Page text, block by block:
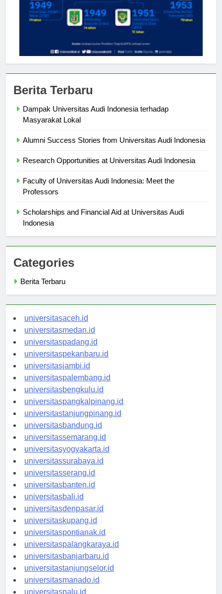
Dampak Universitas Audi Indonesia terhadap
Faculty of Universitas Audi Indonesia: Meet the
Scholarships and Financial Aid at Universitas Audi
Categories
universitasaceh.id
universitasmedan.id
universitaspadang.id
universitaspekanbaru.id
universitasjambi.id
universitaspalembang.id
universitasbengkulu.id
universitaspangkalpinang.id
universitastanjungpinang.id
universitasbandung.id
universitassemarang.id
universitasyogyakarta.id
universitassurabaya.id
universitasserang.id
universitasbanten.id
universitasbali.id
universitasdenpasar.id
universitaskupang.id
universitaspontianak.id
universitaspalangkaraya.id
universitasbanjarbaru.id
universitastanjungselor.id
universitasmanado.id